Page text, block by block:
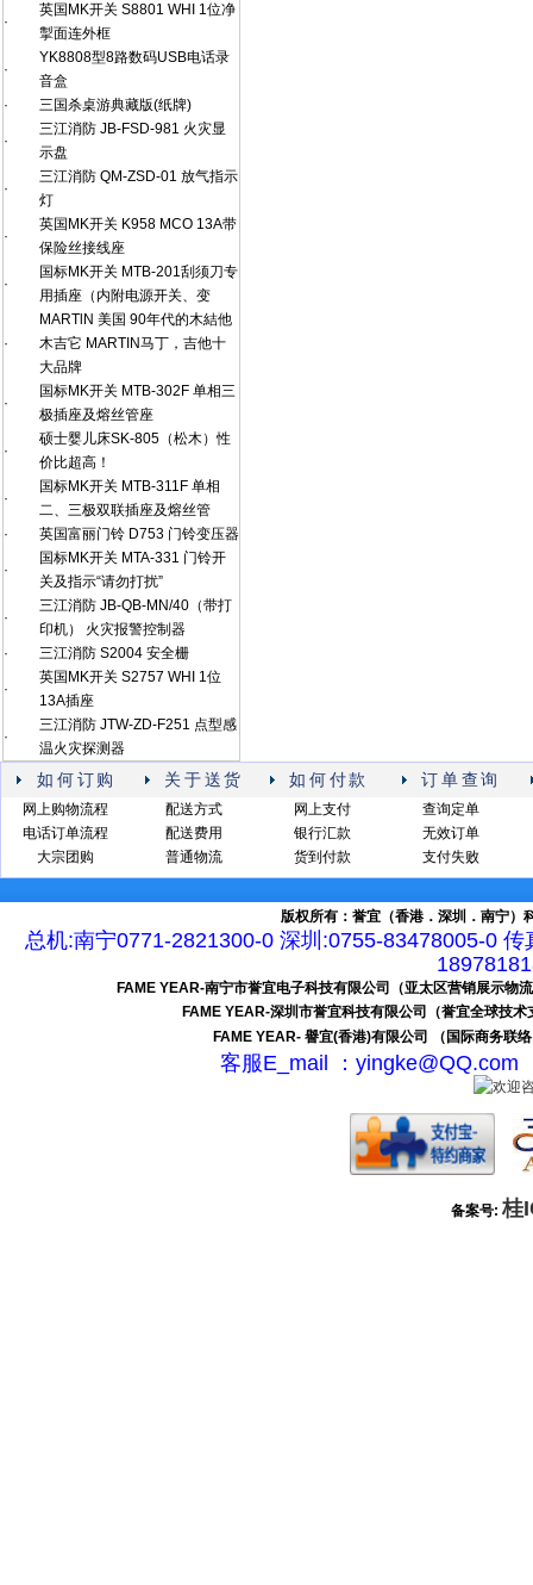
·
英国MK开关 S8801 WHI 1位净
掣面连外框
·
YK8808型8路数码USB电话录
音盒
·
三国杀桌游典藏版(纸牌)
·
三江消防 JB-FSD-981 火灾显
示盘
·
三江消防 QM-ZSD-01 放气指示
灯
·
英国MK开关 K958 MCO 13A带
保险丝接线座
·
国标MK开关 MTB-201刮须刀专
用插座（内附电源开关、变
·
MARTlN 美国 90年代的木結他
木吉它 MARTIN马丁，吉他十
大品牌
·
国标MK开关 MTB-302F 单相三
极插座及熔丝管座
·
硕士婴儿床SK-805（松木）性
价比超高！
·
国标MK开关 MTB-311F 单相
二、三极双联插座及熔丝管
·
英国富丽门铃 D753 门铃变压器
·
国标MK开关 MTA-331 门铃开
关及指示“请勿打扰”
·
三江消防 JB-QB-MN/40（带打
印机） 火灾报警控制器
·
三江消防 S2004 安全栅
·
英国MK开关 S2757 WHI 1位
13A插座
·
三江消防 JTW-ZD-F251 点型感
温火灾探测器
如何订购 关于送货 如何付款 订单查询
网上购物流程
电话订单流程
大宗团购
配送方式
配送费用
普通物流
网上支付
银行汇款
货到付款
查询定单
无效订单
支付失败
版权所有：誉宜（香港．深圳．南宁
总机:南宁0771-2821300-0 深圳:0755-83478005-0
FAME YEAR-南宁市誉宜电子科技有限公司（亚太区营销展示物
FAME YEAR-深圳市誉宜科技有限公司（誉宜全球技术
FAME YEAR- 譽宜(香港)有限公司 （国际商务联
客服E_mail ：
备案号:桂